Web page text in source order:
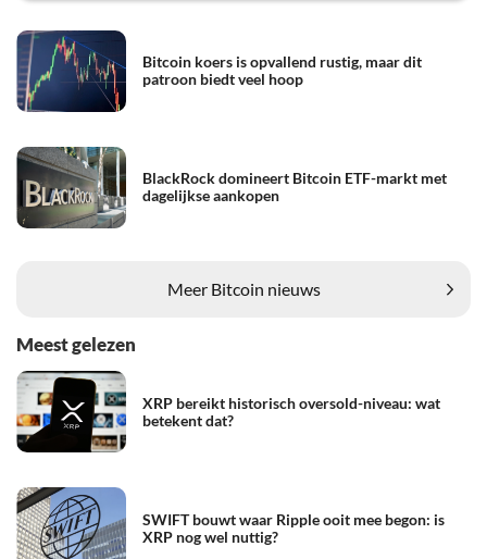
Bitcoin koers is opvallend rustig, maar dit
patroon biedt veel hoop
BlackRock domineert Bitcoin ETF-markt met
dagelijkse aankopen
Meer Bitcoin nieuws
Meest gelezen
XRP bereikt historisch oversold-niveau: wat
betekent dat?
SWIFT bouwt waar Ripple ooit mee begon: is
XRP nog wel nuttig?